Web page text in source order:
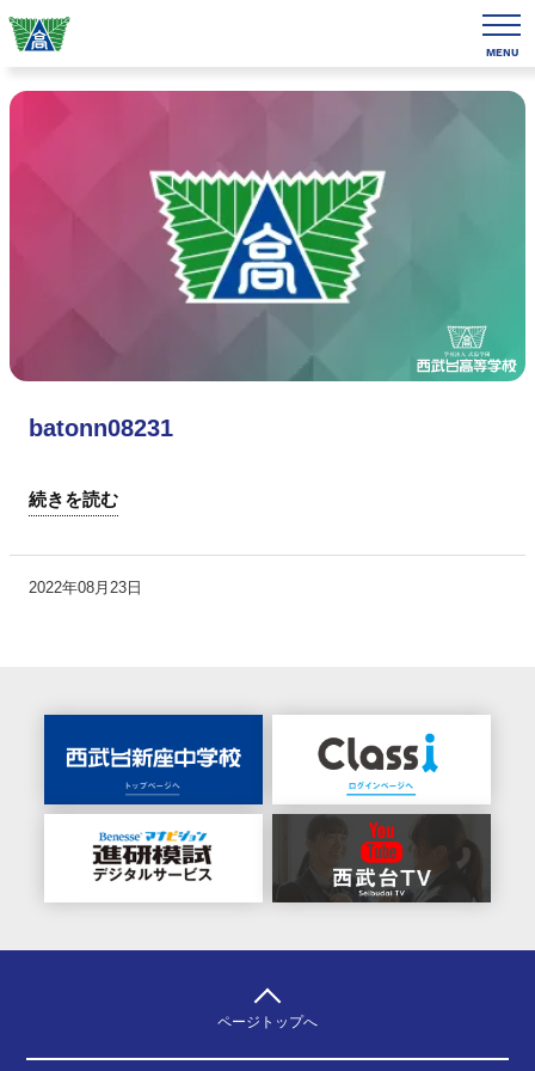
MENU
batonn08231
続きを読む
2022年08月23日
ページトップへ